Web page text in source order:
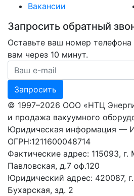
Вакансии
Запросить обратный
Оставьте ваш номер
вам через 10 минут.
Ваш номер телефона
Запросить
© 1997–2026 ООО «НТЦ
и продажа вакуумного
Юридическая информация —
ОГРН:1211600048714
Фактические адрес: 115093, г.
Павловская, д.7 оф.120
Юридический адрес: 420087,
Бухарская, зд. 2